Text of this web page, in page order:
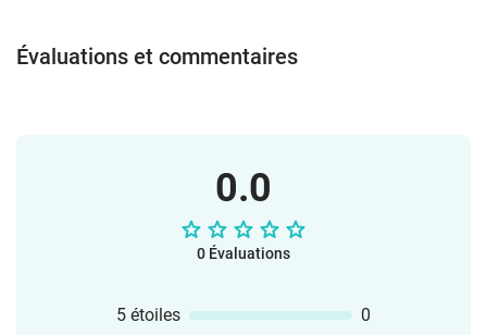
Évaluations et commentaires
0.0
0 Évaluations
5 étoiles
0